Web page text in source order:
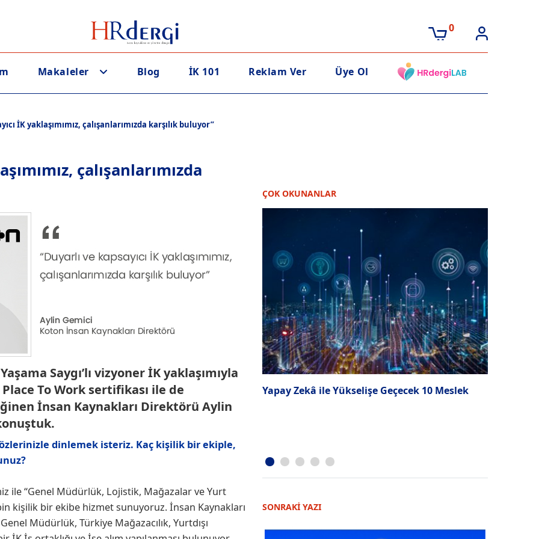
0
Makaleler Blog İK 101 Reklam Ver Üye Ol
İK yaklaşımımız, çalışanlarımızda karşılık buluyor”
çalışanlarımızda
Saygı’lı vizyoner İK yaklaşımıyla
To Work sertifikası ile de
İnsan Kaynakları Direktörü Aylin
dinlemek isteriz. Kaç kişilik bir ekiple,
ile “Genel Müdürlük, Lojistik, Mağazalar ve Yurt
kişilik bir ekibe hizmet sunuyoruz. İnsan Kaynakları
Müdürlük, Türkiye Mağazacılık, Yurtdışı
ÇOK OKUNANLAR
Yapay Zekâ ile Yükselişe Geçecek 10 Meslek
SONRAKİ YAZI